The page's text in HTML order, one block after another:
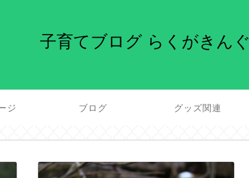
子育てブログ らくがきんぐ
ジ ブログ グッズ関連